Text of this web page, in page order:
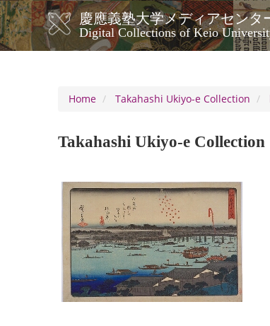
Skip
to
main
content
慶應義塾大学メディアセンタ
Digital Collections of Keio
メ
イ
ビ
シ
ン
Home
Takahashi Ukiyo-e Collection
Takahashi Ukiyo-e Collection